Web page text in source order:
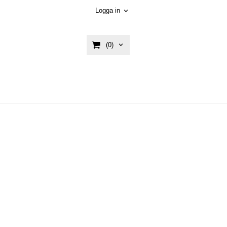
Logga in
(0)